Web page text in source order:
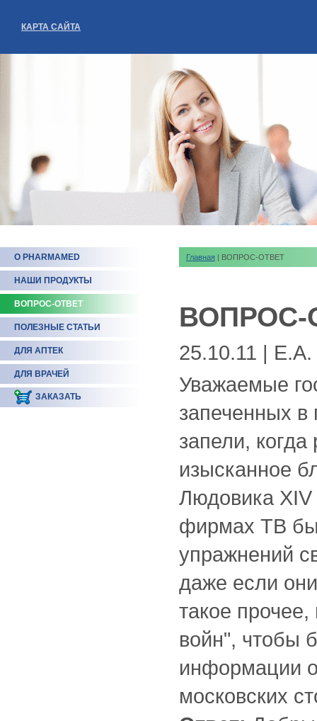
КАРТА САЙТА
О PHARMAMED
НАШИ ПРОДУКТЫ
ВОПРОС-ОТВЕТ
ПОЛЕЗНЫЕ СТАТЬИ
ДЛЯ АПТЕК
ДЛЯ ВРАЧЕЙ
ЗАКАЗАТЬ
Главная | ВОПРОС-ОТВЕТ
ВОПРОС-
25.10.11 | Е.А.
Уважаемые
запеченных в
запели, когда
изысканное
Людовика XIV
фирмах ТВ
упражнений
даже если
такое
войн", чтобы
информации
московских